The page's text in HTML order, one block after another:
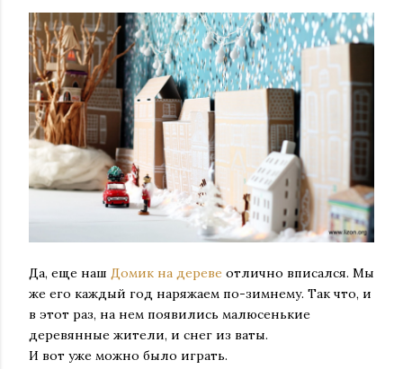
Да, еще наш Домик на дереве отлично вписался. Мы
же его каждый год наряжаем по-зимнему. Так что, и
в этот раз, на нем появились малюсенькие
деревянные жители, и снег из ваты.
И вот уже можно было играть.